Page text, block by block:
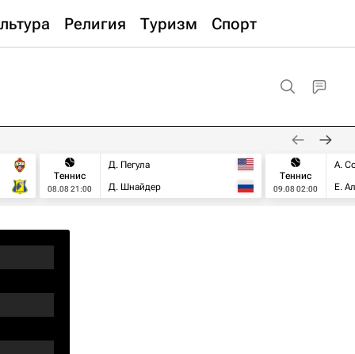
Религия Туризм Спорт
Теннис
08.08 21:00
Д. Пегула
Д. Шнайдер
Теннис
09.08 02:00
А.
Е.